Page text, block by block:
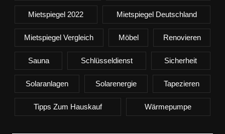
Mietspiegel 2022 Mietspiegel Deutschland
Mietspiegel Vergleich Möbel Renovieren
Sauna Schlüsseldienst Sicherheit
Solaranlagen Solarenergie Tapezieren
Tipps Zum Hauskauf Wärmepumpe